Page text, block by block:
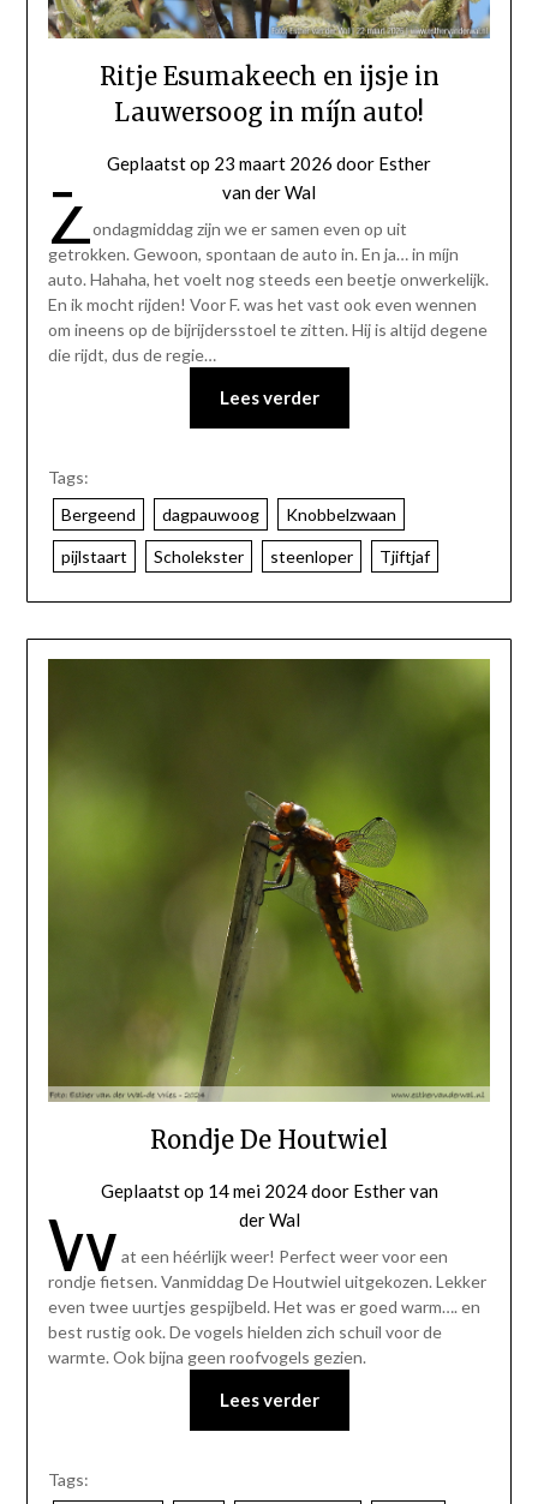
Ritje Esumakeech en ijsje in
Lauwersoog in míjn auto!
Geplaatst op 23 maart 2026 door Esther
van der Wal
Zondagmiddag zijn we er samen even op uit
getrokken. Gewoon, spontaan de auto in. En ja… in míjn
auto. Hahaha, het voelt nog steeds een beetje onwerkelijk.
En ik mocht rijden! Voor F. was het vast ook even wennen
om ineens op de bijrijdersstoel te zitten. Hij is altijd degene
die rijdt, dus de regie…
Lees verder
Tags:
Bergeend
dagpauwoog Knobbelzwaan
pijlstaart Scholekster steenloper Tjiftjaf
Rondje De Houtwiel
Geplaatst op 14 mei 2024door Esther van
der Wal
W at een héérlijk weer! Perfect weer voor een
rondje fietsen. Vanmiddag De Houtwiel uitgekozen. Lekker
even twee uurtjes gespijbeld. Het was er goed warm…. en
best rustig ook. De vogels hielden zich schuil voor de
warmte. Ook bijna geen roofvogels gezien.
Lees verder
Tags: